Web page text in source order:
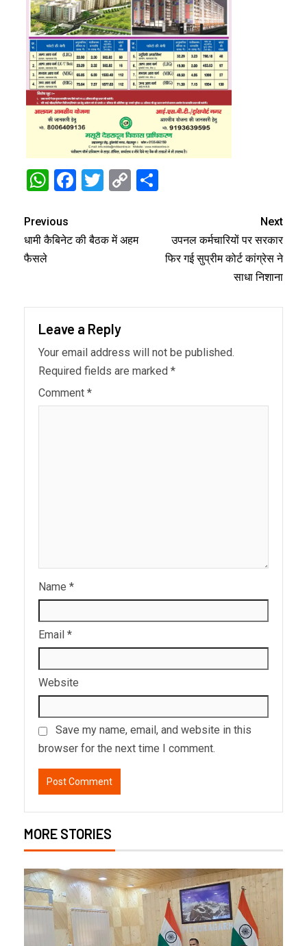
WhatsApp
Facebook
Twitter
Copy
Previous
धामी कैबिनेट की बैठक में अहम
फैसले
Next
उपनल कर्मचारियों पर सरकार
फिर गई सुप्रीम कोर्ट कांग्रेस ने
साधा निशाना
Leave a Reply
Your email address will not be published.
Required fields are marked *
Comment *
Name *
Email *
Website
Save my name, email, and website in this
browser for the next time I comment.
MORE STORIES